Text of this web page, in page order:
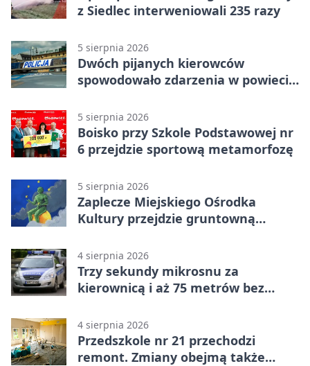
z Siedlec interweniowali 235 razy
5 sierpnia 2026
Dwóch pijanych kierowców
spowodowało zdarzenia w powiecie
5 sierpnia 2026
Boisko przy Szkole Podstawowej nr
6 przejdzie sportową metamorfozę
5 sierpnia 2026
Zaplecze Miejskiego Ośrodka
Kultury przejdzie gruntowną
4 sierpnia 2026
Trzy sekundy mikrosnu za
kierownicą i aż 75 metrów bez
4 sierpnia 2026
Przedszkole nr 21 przechodzi
remont. Zmiany obejmą także